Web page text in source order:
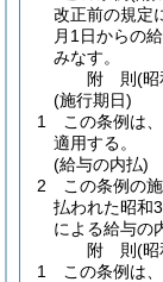
改正前の規定
月1日からの
みなす。
附 則(昭
(施行期日)
1
この条例は
適用する。
(給与の内払)
2
この条例の
払われた昭和
による給与の
附 則(昭
1
この条例は